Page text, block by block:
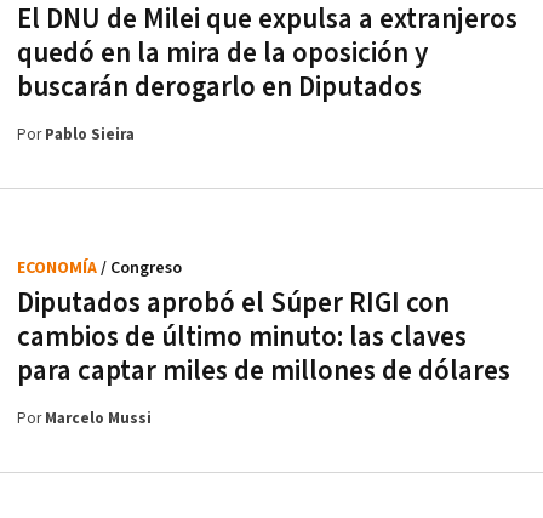
El DNU de Milei que expulsa a extranjeros
quedó en la mira de la oposición y
buscarán derogarlo en Diputados
PorPablo Sieira
Diputados aprobó el Súper RIGI con
cambios de último minuto: las claves
para captar miles de millones de dólares
ECONOMÍA/ Congreso
PorMarcelo Mussi